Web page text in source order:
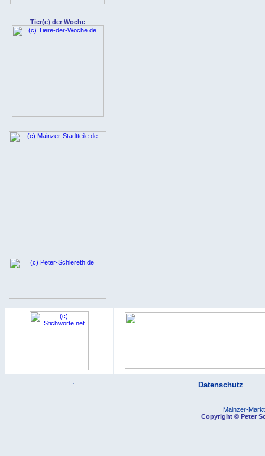
Tier(e) der Woche
:_. Datenschutz
Mainzer-
Copyright © Peter